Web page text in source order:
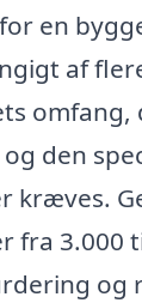
en
af
omfang,
den
kræves.
fra 3.000
og